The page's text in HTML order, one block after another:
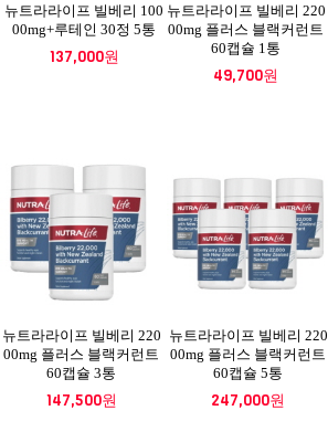
뉴트라라이프 빌베리 100
00mg+루테인 30정 5통
137,000원
뉴트라라이프 빌베리 220
00mg 플러스 블랙커런트
60캡슐 1통
49,700원
뉴트라라이프 빌베리 220
00mg 플러스 블랙커런트
60캡슐 3통
147,500원
뉴트라라이프 빌베리 220
00mg 플러스 블랙커런트
60캡슐 5통
247,000원